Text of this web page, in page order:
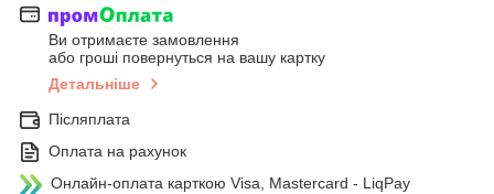
Ви отримаєте замовлення
або гроші повернуться на вашу картку
Детальніше
Післяплата
Оплата на рахунок
Онлайн-оплата карткою Visa, Mastercard - LiqPay